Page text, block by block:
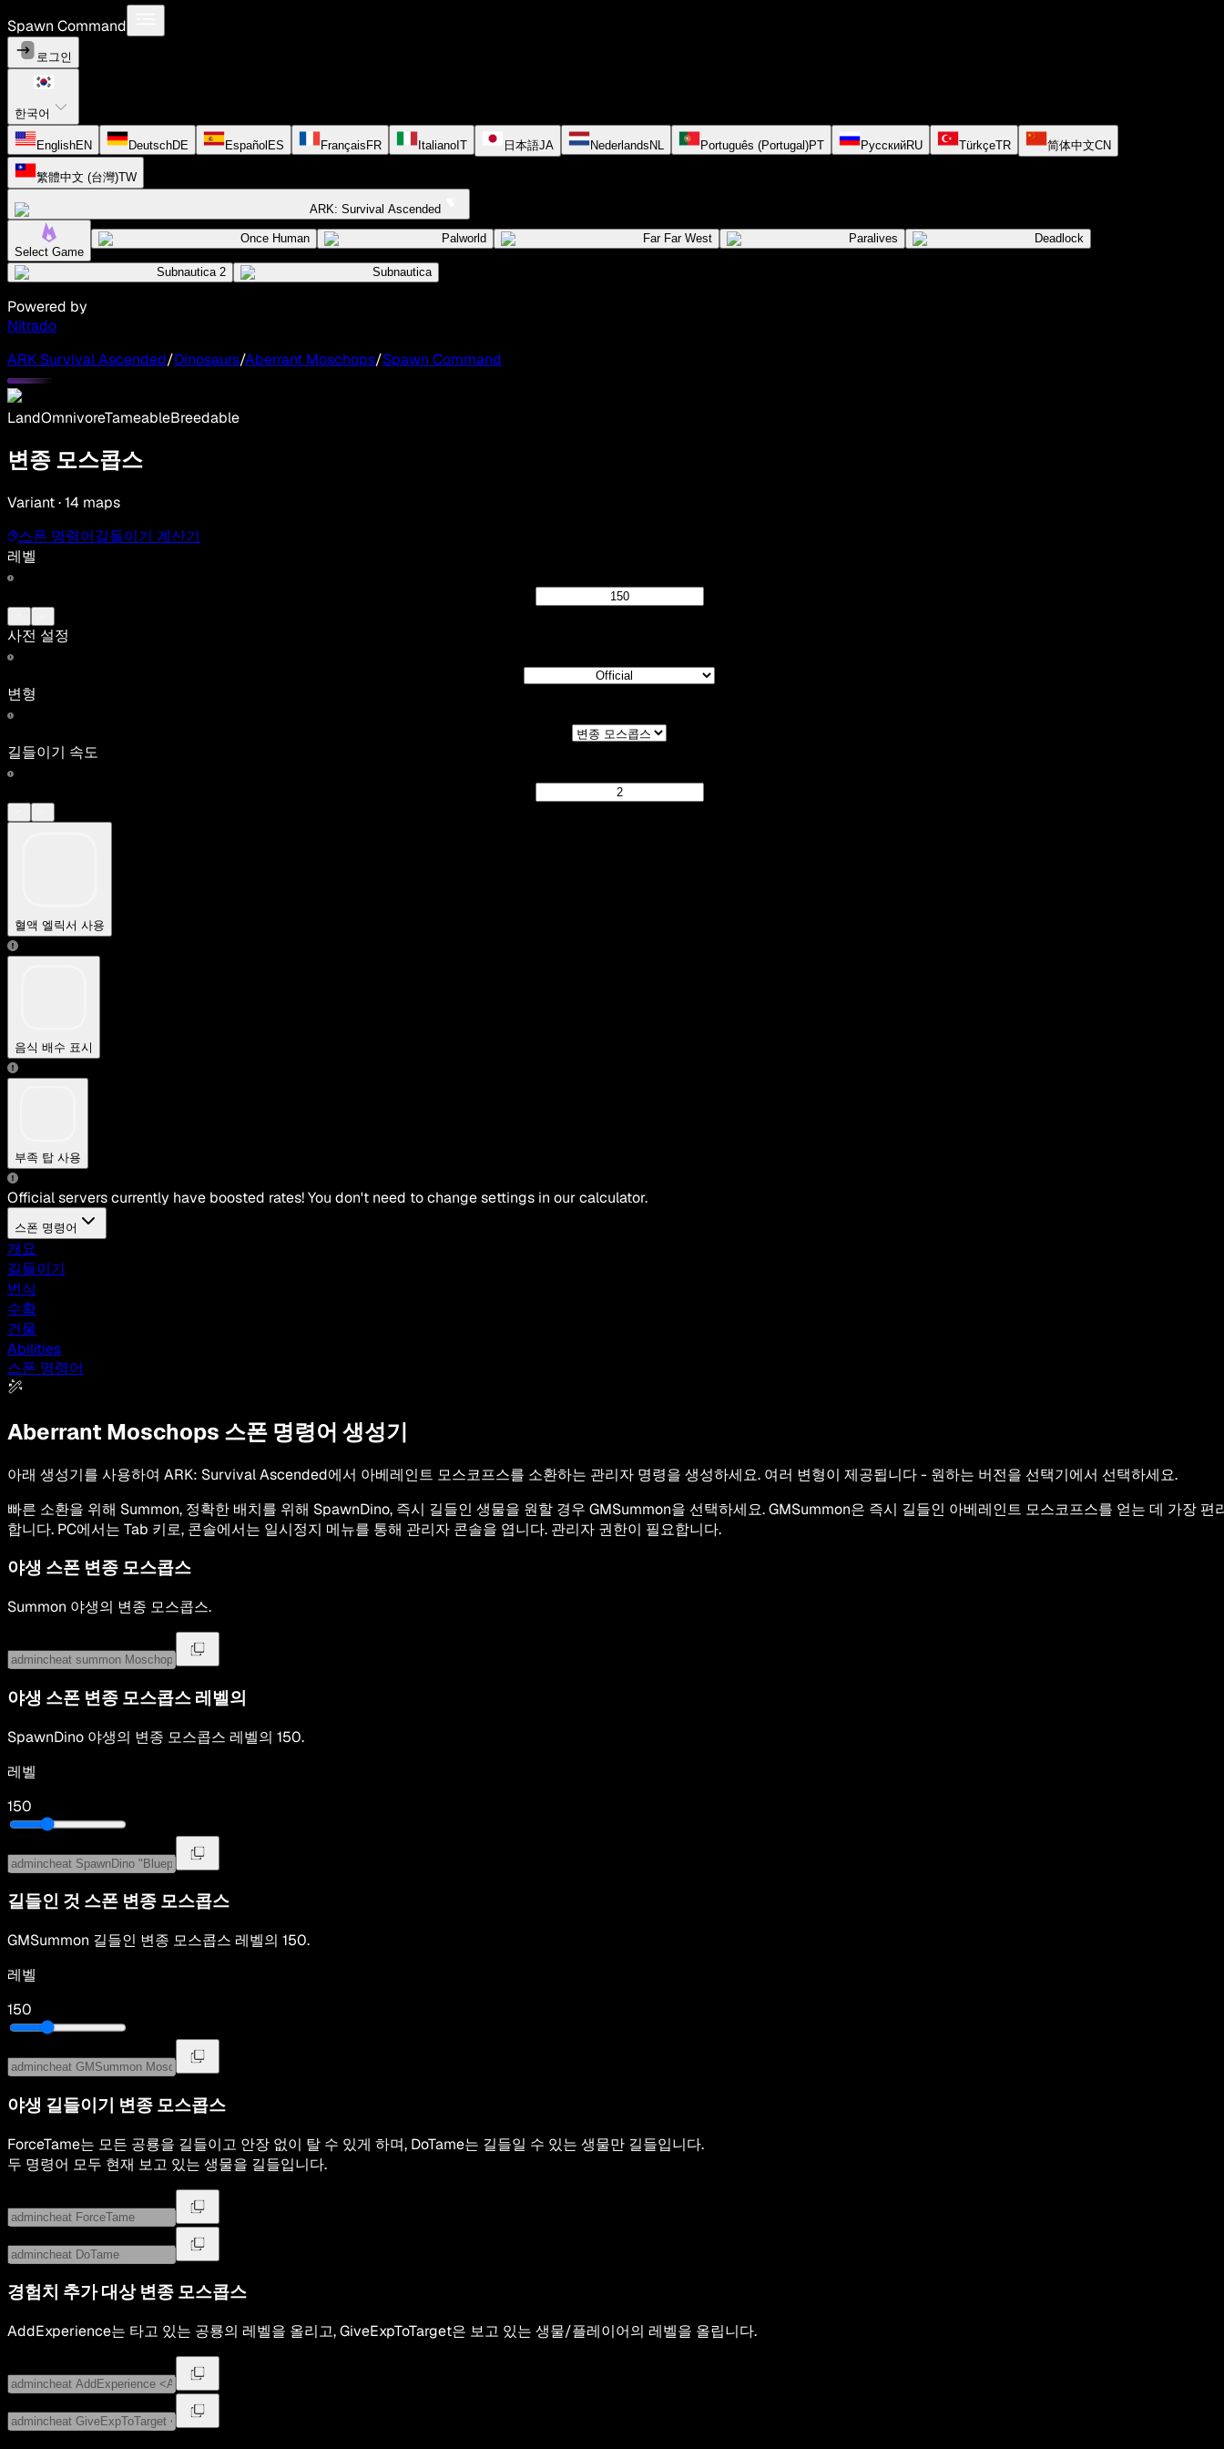
Spawn Command
로그인
한국어
EnglishEN DeutschDE Español ES Français FR Italiano IT 日本語JA Nederlands NL Português (Portugal)PT РусскийRU TürkçeTR 简体中文CN
繁體中文 (台灣)TW
ARK: Survival Ascended
Select Game
Once Human Palworld Far Far West Paralives Deadlock
Subnautica 2 Subnautica
Powered by
Nitrado
ARK Survival Ascended/Dinosaurs/Aberrant Moschops/Spawn Command
LandOmnivoreTameableBreedable
변종 모스콥스
Variant · 14 maps
스폰 명령어길들이기 계산기
레벨
사전 설정
변형
길들이기 속도
혈액 엘릭서 사용
음식 배수 표시
부족 탑 사용
Official servers currently have boosted rates! You don't need to change settings in our calculator.
스폰 명령어
개요
길들이기
번식
수확
건물
Abilities
스폰 명령어
Aberrant Moschops 스폰 명령어 생성기
아래 생성기를 사용하여 ARK: Survival Ascended에서 아베레인트 모스코프스를 소환하는 관리자 명령을 생성하세요. 여러 변형이 제공됩니다 - 원하는 버전을 선택기에서 선택하세요.
빠른 소환을 위해 Summon, 정확한 배치를 위해 SpawnDino, 즉시 길들인 생물을 원할 경우 GMSummon을 선택하세요. GMSummon은 즉시 길들인 아베레인트 모스코프스를 얻는 데 가장 편
합니다. PC에서는 Tab 키로, 콘솔에서는 일시정지 메뉴를 통해 관리자 콘솔을 엽니다. 관리자 권한이 필요합니다.
야생 스폰 변종 모스콥스
Summon 야생의 변종 모스콥스.
야생 스폰 변종 모스콥스 레벨의
SpawnDino 야생의 변종 모스콥스 레벨의 150.
레벨
150
길들인 것 스폰 변종 모스콥스
GMSummon 길들인 변종 모스콥스 레벨의 150.
레벨
150
야생 길들이기 변종 모스콥스
ForceTame는 모든 공룡을 길들이고 안장 없이 탈 수 있게 하며, DoTame는 길들일 수 있는 생물만 길들입니다.
두 명령어 모두 현재 보고 있는 생물을 길들입니다.
경험치 추가 대상 변종 모스콥스
AddExperience는 타고 있는 공룡의 레벨을 올리고, GiveExpToTarget은 보고 있는 생물/플레이어의 레벨을 올립니다.